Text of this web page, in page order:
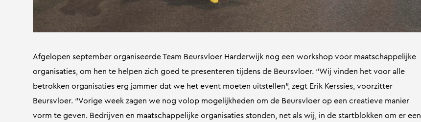
Afgelopen september organiseerde Team Beursvloer Harderwijk nog een workshop voor maatschappelijke
organisaties, om hen te helpen zich goed te presenteren tijdens de Beursvloer. “Wij vinden het voor alle
betrokken organisaties erg jammer dat we het event moeten uitstellen”, zegt Erik Kerssies, voorzitter
Beursvloer. “Vorige week zagen we nog volop mogelijkheden om de Beursvloer op een creatieve manier
vorm te geven. Bedrijven en maatschappelijke organisaties stonden, net als wij, in de startblokken om er een